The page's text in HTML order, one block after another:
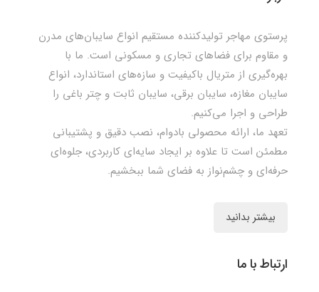
پرستوی مهاجر تولیدکننده مستقیم انواع سایبان‌های مدرن
و مقاوم برای فضاهای تجاری و مسکونی است. ما با
بهره‌گیری از متریال باکیفیت و سازه‌های استاندارد، انواع
سایبان مغازه، سایبان برقی، سایبان ثابت و چتر باغی را
طراحی و اجرا می‌کنیم.
تعهد ما، ارائه محصولی بادوام، نصب دقیق و پشتیبانی
مطمئن است تا علاوه بر ایجاد سایه‌ای کاربردی، جلوه‌ای
حرفه‌ای و چشم‌نواز به فضای شما ببخشیم.
بیشتر بدانید
ارتباط با ما